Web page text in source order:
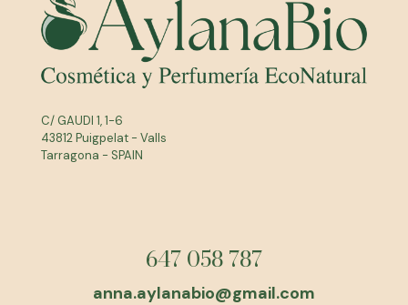
C/ GAUDI 1, 1-6
43812 Puigpelat - Valls
Tarragona - SPAIN
647 058 787
anna.aylanabio@gmail.com